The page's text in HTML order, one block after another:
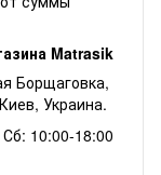
Matrasik
Борщаговка,
Украина.
10:00-18:00